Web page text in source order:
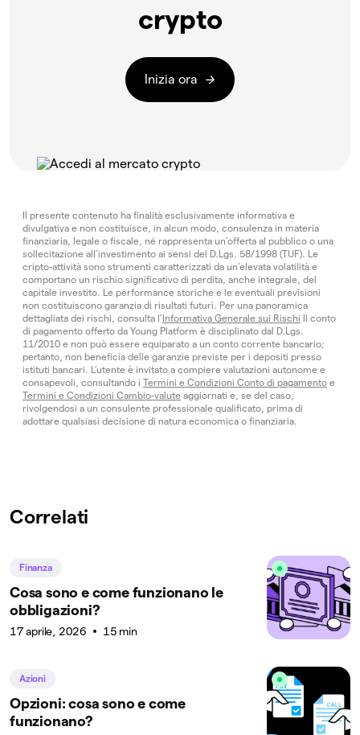
crypto
Inizia ora
Il presente contenuto ha finalità esclusivamente informativa e
divulgativa e non costituisce, in alcun modo, consulenza in materia
finanziaria, legale o fiscale, né rappresenta un’offerta al pubblico o una
sollecitazione all’investimento ai sensi del D.Lgs. 58/1998 (TUF). Le
cripto-attività sono strumenti caratterizzati da un’elevata volatilità e
comportano un rischio significativo di perdita, anche integrale, del
capitale investito. Le performance storiche e le eventuali previsioni
non costituiscono garanzia di risultati futuri. Per una panoramica
dettagliata dei rischi, consulta l’ Informativa Generale sui Rischi Il conto
di pagamento offerto da Young Platform è disciplinato dal D.Lgs.
11/2010 e non può essere equiparato a un conto corrente bancario;
pertanto, non beneficia delle garanzie previste per i depositi presso
istituti bancari. L’utente è invitato a compiere valutazioni autonome e
consapevoli, consultando i Termini e Condizioni Conto di pagamento e
Termini e Condizioni Cambio-valute aggiornati e, se del caso,
rivolgendosi a un consulente professionale qualificato, prima di
adottare qualsiasi decisione di natura economica o finanziaria.
Correlati
Finanza
Cosa sono e come funzionano le
obbligazioni?
17 aprile, 2026 15 min
Azioni
Opzioni: cosa sono e come
funzionano?